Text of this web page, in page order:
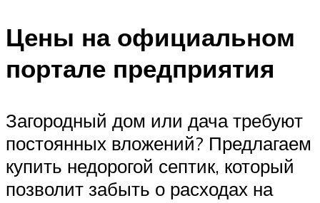
Цены на официальном
портале предприятия
Загородный дом или дача требуют
постоянных вложений? Предлагаем
купить недорогой септик, который
позволит забыть о расходах на